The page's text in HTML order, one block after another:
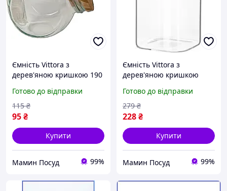
Ємність Vittora з
дерев'яною кришкою 190
Готово до відправки
95₴
115 ₴
Купити
Мамин Посуд 99%
Ємність Vittora з
дерев'яною кришкою
7311
Готово до відправки
228₴
279 ₴
Купити
Мамин Посуд 99%